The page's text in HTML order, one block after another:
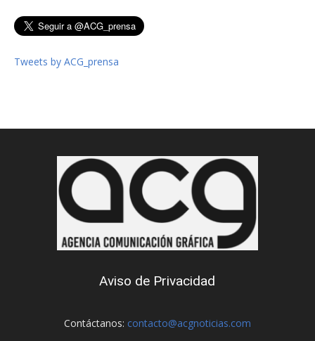
Tweets by ACG_prensa
Aviso de Privacidad
Contáctanos: contacto@acgnoticias.com